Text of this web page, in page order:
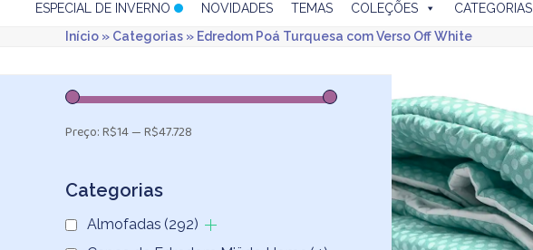
ESPECIAL DE INVERNO NOVIDADES TEMAS COLEÇÕES CATEGORIAS
Início » Categorias » Edredom Poá Turquesa com Verso Off White
Preço:R$14—R$47.728
Categorias
Almofadas (292)